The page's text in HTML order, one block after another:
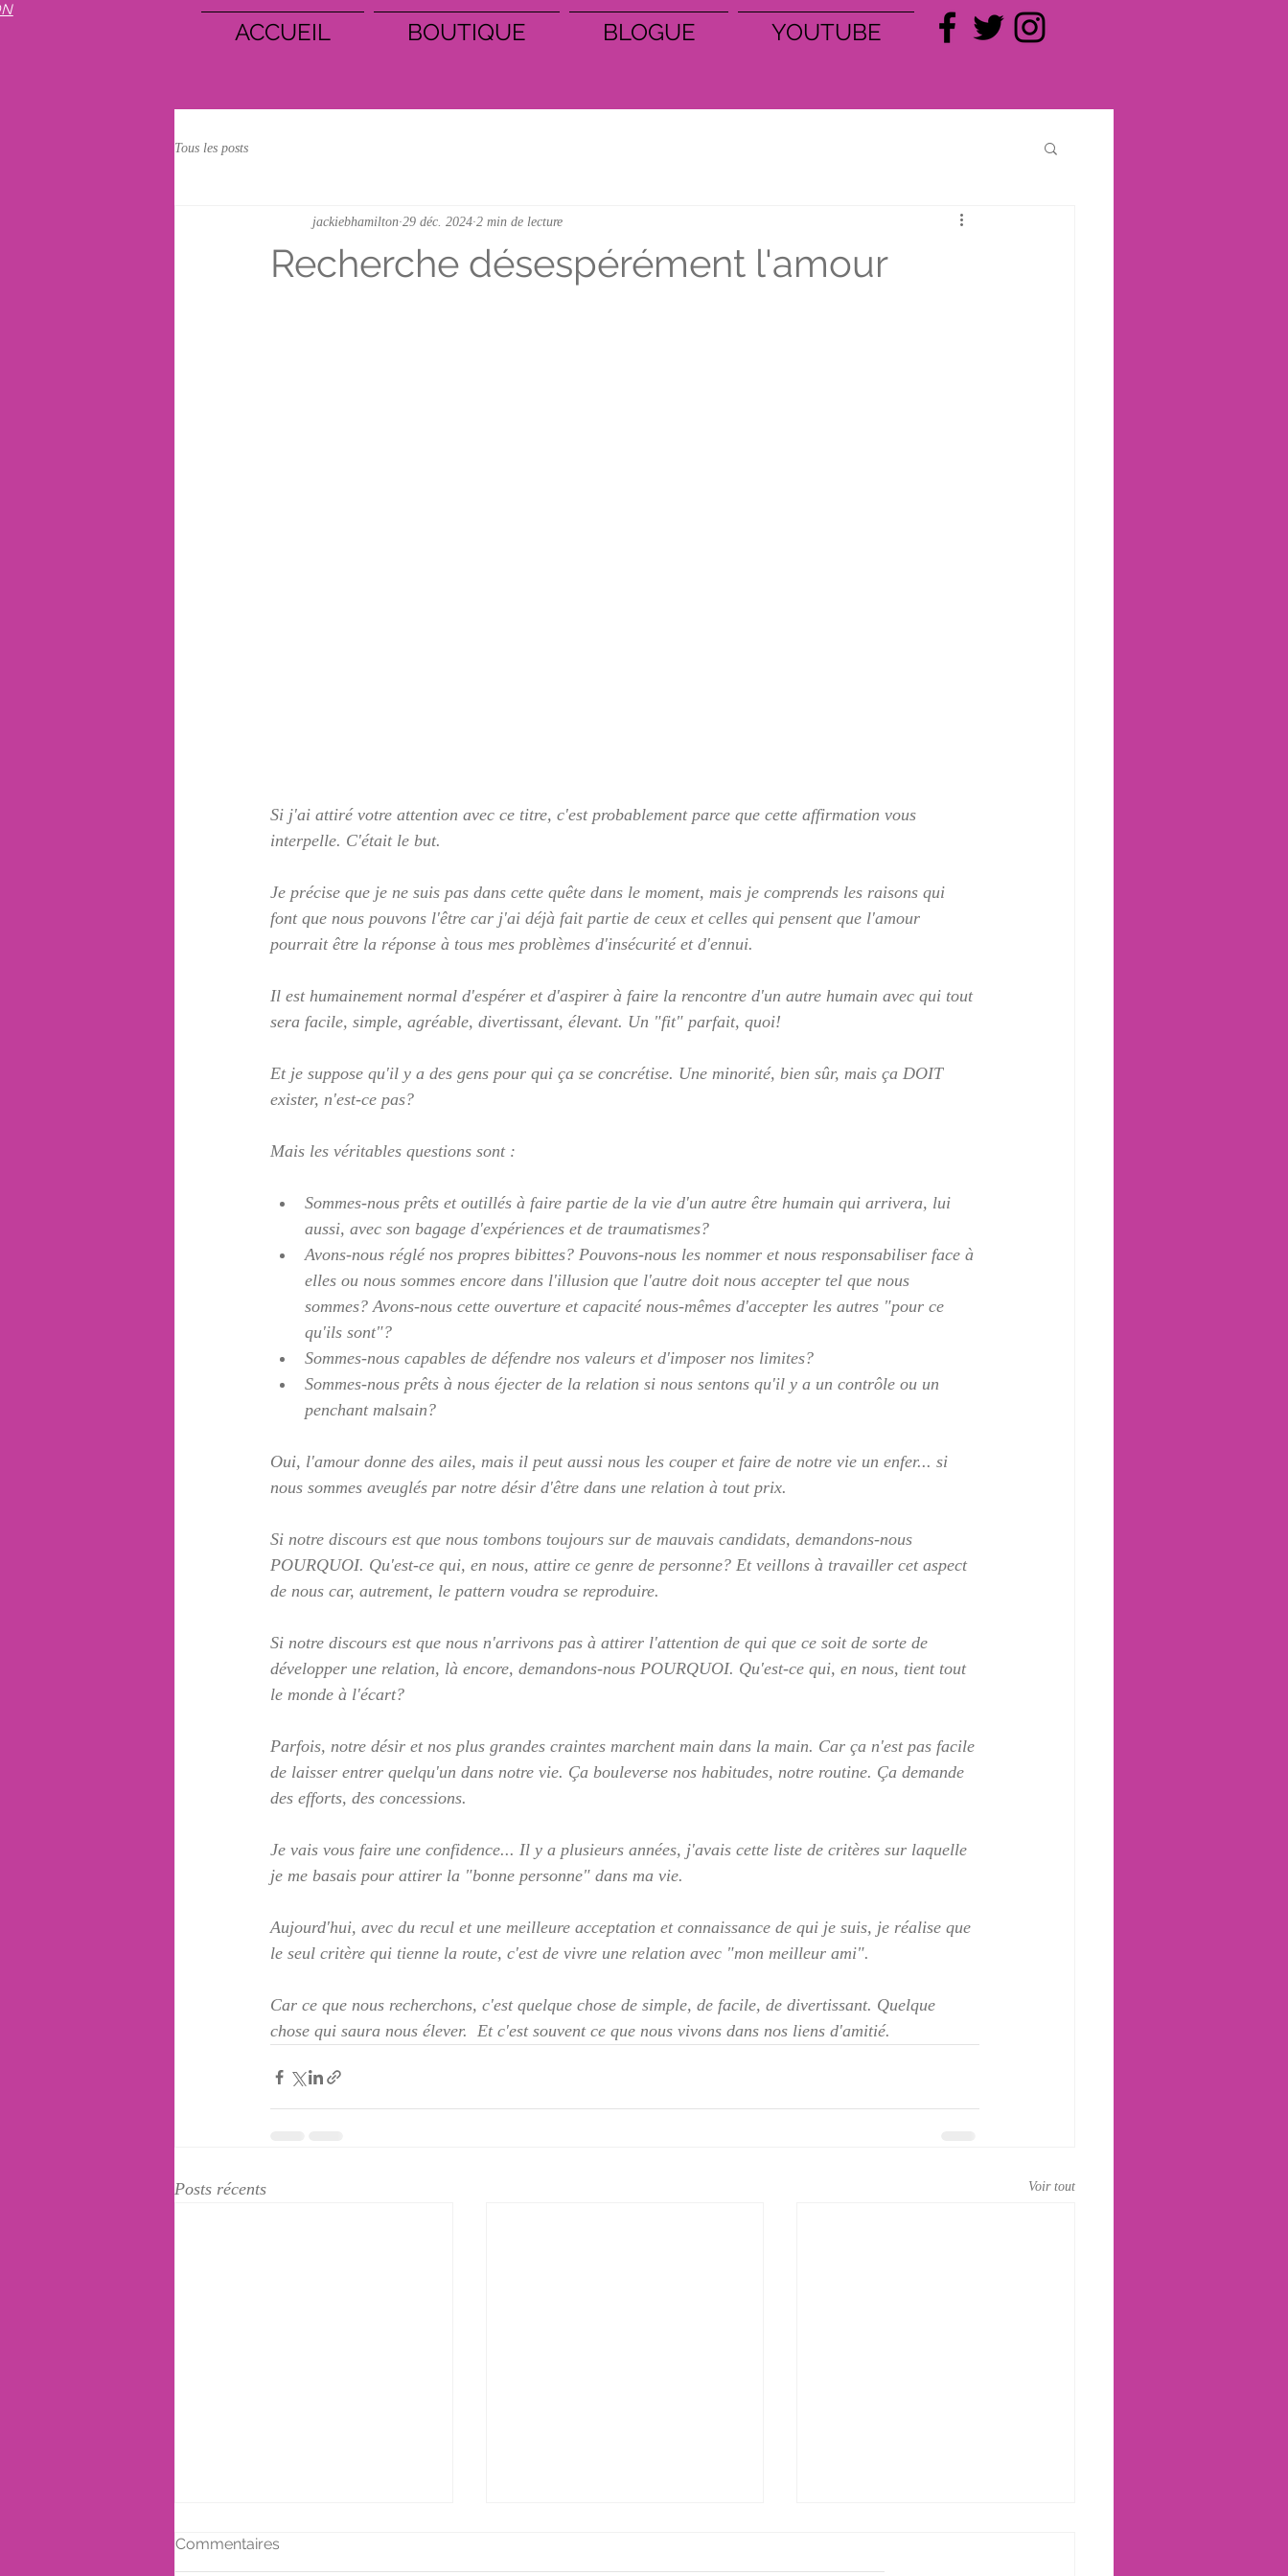
ACCUEIL BOUTIQUE BLOGUE YOUTUBE
Tous les posts
Recherche désespérément l'amour
jackiebhamilton 29 déc. 2024 2 min de lecture
Si j'ai attiré votre attention avec ce titre, c'est probablement parce que cette affirmation vous
interpelle. C'était le but.
Je précise que je ne suis pas dans cette quête dans le moment, mais je comprends les raisons qui
font que nous pouvons l'être car j'ai déjà fait partie de ceux et celles qui pensent que l'amour
pourrait être la réponse à tous mes problèmes d'insécurité et d'ennui.
Il est humainement normal d'espérer et d'aspirer à faire la rencontre d'un autre humain avec qui tout
sera facile, simple, agréable, divertissant, élevant. Un "fit" parfait, quoi!
Et je suppose qu'il y a des gens pour qui ça se concrétise. Une minorité, bien sûr, mais ça DOIT
exister, n'est-ce pas?
Mais les véritables questions sont :
Sommes-nous prêts et outillés à faire partie de la vie d'un autre être humain qui arrivera, lui
aussi, avec son bagage d'expériences et de traumatismes?
Avons-nous réglé nos propres bibittes? Pouvons-nous les nommer et nous responsabiliser face à
elles ou nous sommes encore dans l'illusion que l'autre doit nous accepter tel que nous
sommes? Avons-nous cette ouverture et capacité nous-mêmes d'accepter les autres "pour ce
qu'ils sont"?
Sommes-nous capables de défendre nos valeurs et d'imposer nos limites?
Sommes-nous prêts à nous éjecter de la relation si nous sentons qu'il y a un contrôle ou un
penchant malsain?
Oui, l'amour donne des ailes, mais il peut aussi nous les couper et faire de notre vie un enfer... si
nous sommes aveuglés par notre désir d'être dans une relation à tout prix.
Si notre discours est que nous tombons toujours sur de mauvais candidats, demandons-nous
POURQUOI. Qu'est-ce qui, en nous, attire ce genre de personne? Et veillons à travailler cet aspect
de nous car, autrement, le pattern voudra se reproduire.
Si notre discours est que nous n'arrivons pas à attirer l'attention de qui que ce soit de sorte de
développer une relation, là encore, demandons-nous POURQUOI. Qu'est-ce qui, en nous, tient tout
le monde à l'écart?
Parfois, notre désir et nos plus grandes craintes marchent main dans la main. Car ça n'est pas facile
de laisser entrer quelqu'un dans notre vie. Ça bouleverse nos habitudes, notre routine. Ça demande
des efforts, des concessions.
Je vais vous faire une confidence... Il y a plusieurs années, j'avais cette liste de critères sur laquelle
je me basais pour attirer la "bonne personne" dans ma vie.
Aujourd'hui, avec du recul et une meilleure acceptation et connaissance de qui je suis, je réalise que
le seul critère qui tienne la route, c'est de vivre une relation avec "mon meilleur ami".
Car ce que nous recherchons, c'est quelque chose de simple, de facile, de divertissant. Quelque
chose qui saura nous élever.  Et c'est souvent ce que nous vivons dans nos liens d'amitié.
Posts récents Voir tout
Commentaires